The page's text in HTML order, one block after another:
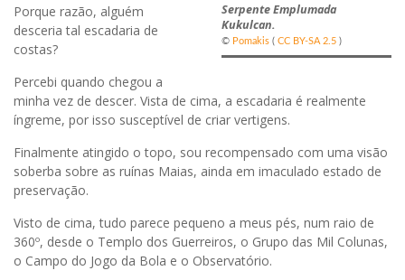
Serpente Emplumada
Kukulcan.
© Pomakis( CC BY-SA 2.5)
Porque razão, alguém
desceria tal escadaria de
costas?
Percebi quando chegou a
minha vez de descer. Vista de cima, a escadaria é realmente
íngreme, por isso susceptível de criar vertigens.
Finalmente atingido o topo, sou recompensado com uma visão
soberba sobre as ruínas Maias, ainda em imaculado estado de
preservação.
Visto de cima, tudo parece pequeno a meus pés, num raio de
360º, desde o Templo dos Guerreiros, o Grupo das Mil Colunas,
o Campo do Jogo da Bola e o Observatório.